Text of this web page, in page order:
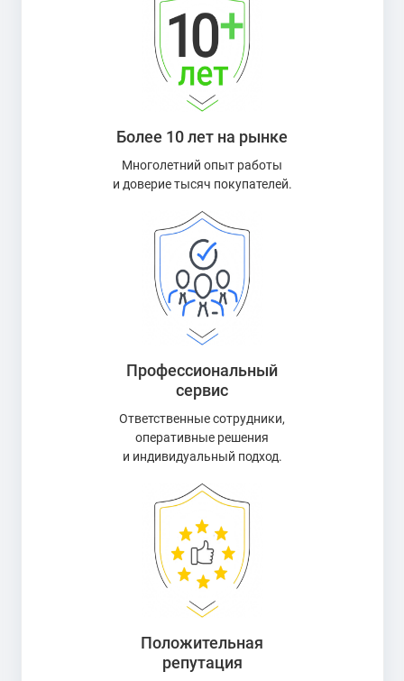
Более 10 лет на рынке
Многолетний опыт работы
и доверие тысяч покупателей.
Профессиональный
сервис
Ответственные сотрудники,
оперативные решения
и индивидуальный подход.
Положительная
репутация